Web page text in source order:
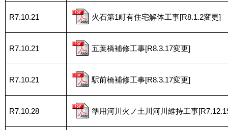
R7.10.21 火石第1町有住宅解体工事[R8.1.2変更]
R7.10.21 五葉橋補修工事[R8.3.17変更]
R7.10.21 駅前橋補修工事[R8.3.17変更]
R7.10.28 準用河川火ノ土川河川維持工事